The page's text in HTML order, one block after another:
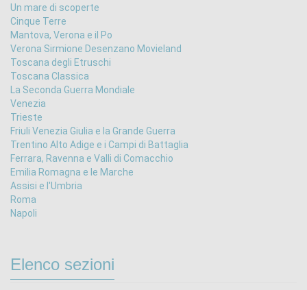
Un mare di scoperte
Cinque Terre
Mantova, Verona e il Po
Verona Sirmione Desenzano Movieland
Toscana degli Etruschi
Toscana Classica
La Seconda Guerra Mondiale
Venezia
Trieste
Friuli Venezia Giulia e la Grande Guerra
Trentino Alto Adige e i Campi di Battaglia
Ferrara, Ravenna e Valli di Comacchio
Emilia Romagna e le Marche
Assisi e l'Umbria
Roma
Napoli
Elenco sezioni